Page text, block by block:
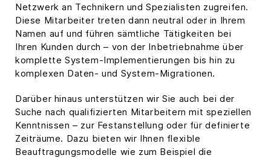
Netzwerk an Technikern und Spezialisten zugreifen.
Diese Mitarbeiter treten dann neutral oder in Ihrem
Namen auf und führen sämtliche Tätigkeiten bei
Ihren Kunden durch – von der Inbetriebnahme über
komplette System-Implementierungen bis hin zu
komplexen Daten- und System-Migrationen.
Darüber hinaus unterstützen wir Sie auch bei der
Suche nach qualifizierten Mitarbeitern mit speziellen
Kenntnissen – zur Festanstellung oder für definierte
Zeiträume. Dazu bieten wir Ihnen flexible
Beauftragungsmodelle wie zum Beispiel die